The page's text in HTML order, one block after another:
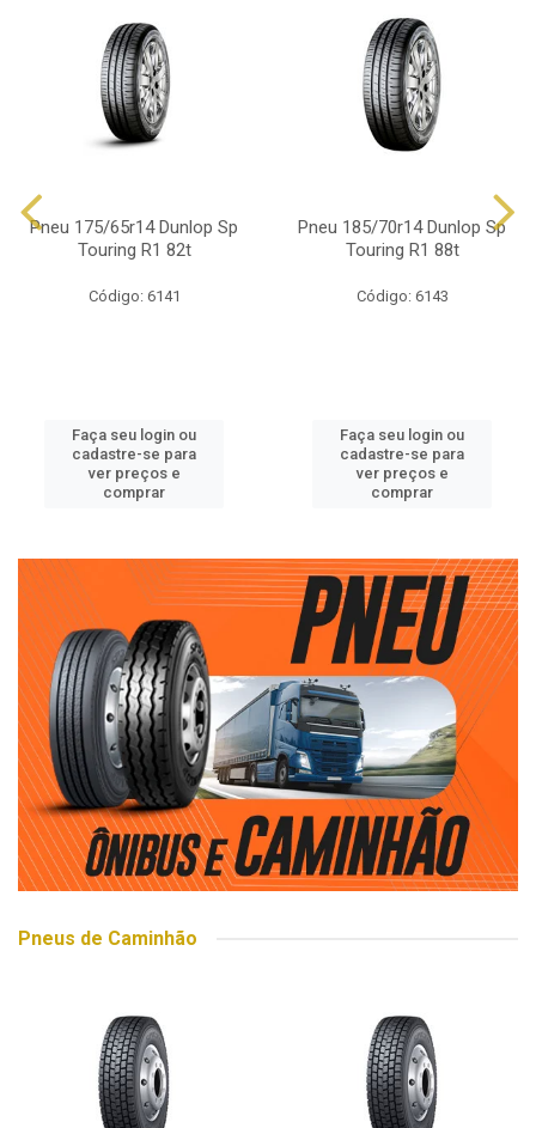
Pneu 175/65r14 Dunlop Sp
Touring R1 82t
Código: 6141
Faça seu login ou
cadastre-se para
ver preços e
comprar
Pneu 185/70r14 Dunlop Sp
Touring R1 88t
Código: 6143
Faça seu login ou
cadastre-se para
ver preços e
comprar
Pneus de Caminhão